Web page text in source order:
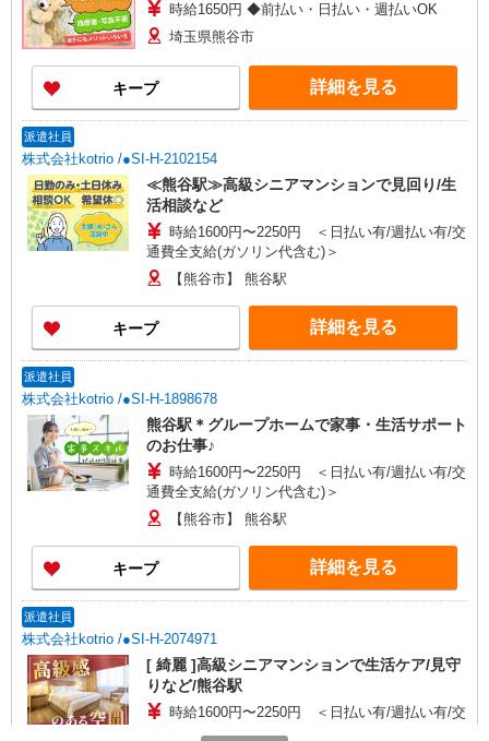
時給1650円 ◆前払い・日払い・週払いOK
埼玉県熊谷市
キープ 詳細を見る
派遣社員
株式会社kotrio /●SI-H-2102154
≪熊谷駅≫高級シニアマンションで見回り/生
活相談など
時給1600円〜2250円 ＜日払い有/週払い有/交
通費全支給(ガソリン代含む)＞
【熊谷市】 熊谷駅
キープ 詳細を見る
派遣社員
株式会社kotrio /●SI-H-1898678
熊谷駅＊グループホームで家事・生活サポート
のお仕事♪
時給1600円〜2250円 ＜日払い有/週払い有/交
通費全支給(ガソリン代含む)＞
【熊谷市】 熊谷駅
キープ 詳細を見る
派遣社員
株式会社kotrio /●SI-H-2074971
[ 綺麗 ]高級シニアマンションで生活ケア/見守
りなど/熊谷駅
時給1600円〜2250円 ＜日払い有/週払い有/交
通費全支給(ガソリン代含む)＞